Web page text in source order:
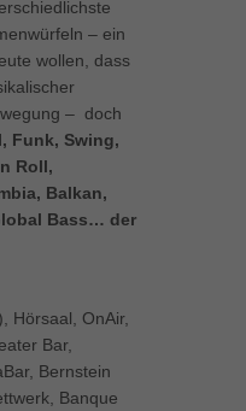
– ein
wollen, dass
– doch
Funk, Swing,
Roll,
Balkan,
Bass… der
Hörsaal, OnAir,
Bar,
Bernstein
Banque
geben oder sich
und so nur bestimmte
Speichern
Funktionen und sind für
anzeigen
oder Publishern verwendet,